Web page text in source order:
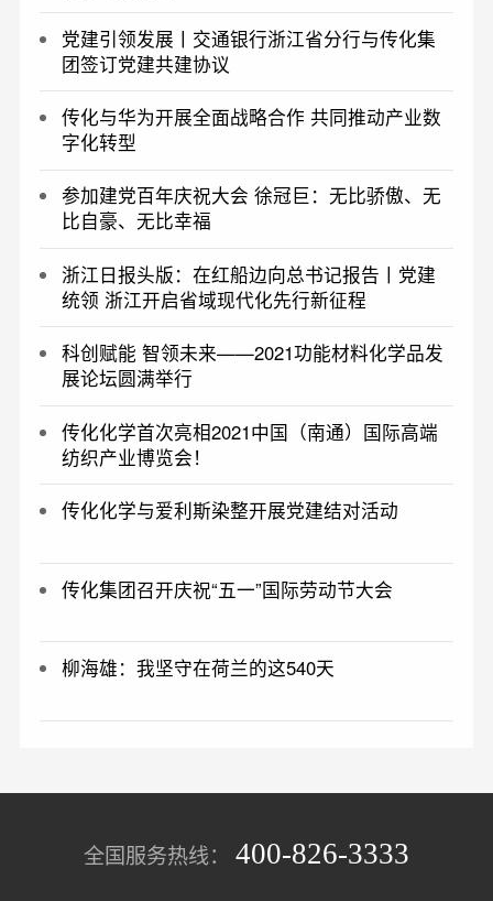
党建引领发展丨交通银行浙江省分行与传化集
团签订党建共建协议
传化与华为开展全面战略合作 共同推动产业数
字化转型
参加建党百年庆祝大会 徐冠巨：无比骄傲、无
比自豪、无比幸福
浙江日报头版：在红船边向总书记报告丨党建
统领 浙江开启省域现代化先行新征程
科创赋能 智领未来——2021功能材料化学品发
展论坛圆满举行
传化化学首次亮相2021中国（南通）国际高端
纺织产业博览会！
传化化学与爱利斯染整开展党建结对活动
传化集团召开庆祝“五一”国际劳动节大会
柳海雄：我坚守在荷兰的这540天
全国服务热线： 400-826-3333